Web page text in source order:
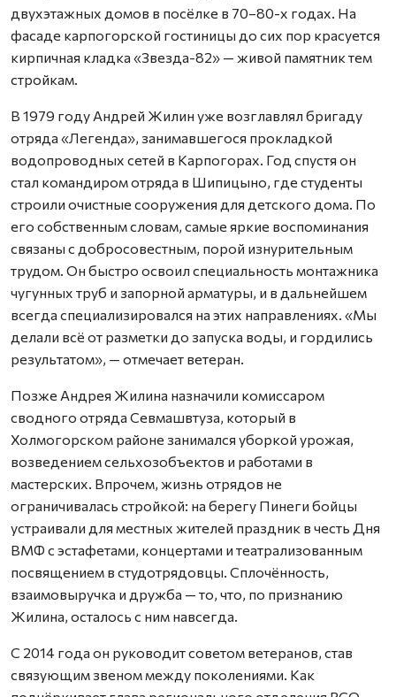
двухэтажных домов в посёлке в 70–80-х годах. На
фасаде карпогорской гостиницы до сих пор красуется
кирпичная кладка «Звезда-82» — живой памятник тем
стройкам.
В 1979 году Андрей Жилин уже возглавлял бригаду
отряда «Легенда», занимавшегося прокладкой
водопроводных сетей в Карпогорах. Год спустя он
стал командиром отряда в Шипицыно, где студенты
строили очистные сооружения для детского дома. По
его собственным словам, самые яркие воспоминания
связаны с добросовестным, порой изнурительным
трудом. Он быстро освоил специальность монтажника
чугунных труб и запорной арматуры, и в дальнейшем
всегда специализировался на этих направлениях. «Мы
делали всё от разметки до запуска воды, и гордились
результатом», — отмечает ветеран.
Позже Андрея Жилина назначили комиссаром
сводного отряда Севмашвтуза, который в
Холмогорском районе занимался уборкой урожая,
возведением сельхозобъектов и работами в
мастерских. Впрочем, жизнь отрядов не
ограничивалась стройкой: на берегу Пинеги бойцы
устраивали для местных жителей праздник в честь Дня
ВМФ с эстафетами, концертами и театрализованным
посвящением в студотрядовцы. Сплочённость,
взаимовыручка и дружба — то, что, по признанию
Жилина, осталось с ним навсегда.
С 2014 года он руководит советом ветеранов, став
связующим звеном между поколениями. Как